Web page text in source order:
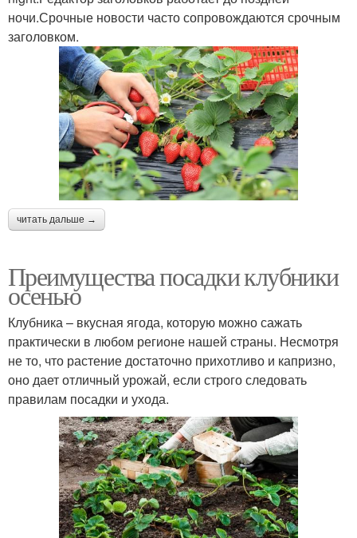
ночи.Срочные новости часто сопровождаются срочным
заголовком.
читать дальше →
Преимущества посадки клубники
осенью
Клубника – вкусная ягода, которую можно сажать
практически в любом регионе нашей страны. Несмотря
не то, что растение достаточно прихотливо и капризно,
оно дает отличный урожай, если строго следовать
правилам посадки и ухода.